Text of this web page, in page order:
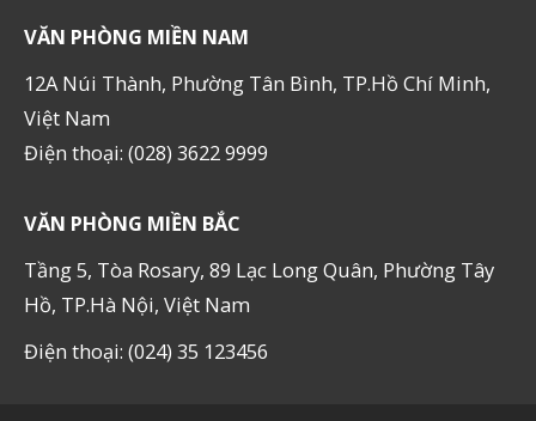
VĂN PHÒNG MIỀN NAM
12A Núi Thành, Phường Tân Bình, TP.Hồ Chí Minh,
Việt Nam
Điện thoại: (028) 3622 9999
VĂN PHÒNG MIỀN BẮC
Tầng 5, Tòa Rosary, 89 Lạc Long Quân, Phường Tây
Hồ, TP.Hà Nội, Việt Nam
Điện thoại: (024) 35 123456